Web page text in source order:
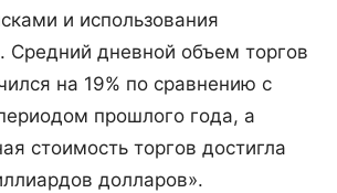
и использования
Средний дневной объем торгов
на 19% по сравнению с
прошлого года, а
стоимость торгов достигла
долларов».